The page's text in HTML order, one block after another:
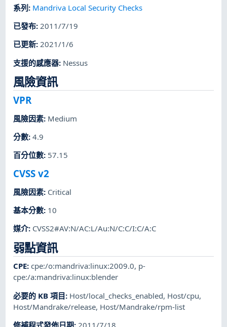
系列: Mandriva Local Security Checks
已發布:2011/7/19
已更新:2021/1/6
支援的感應器: Nessus
風險資訊
VPR
風險因素: Medium
分數:4.9
百分位數: 57.15
CVSS v2
風險因素: Critical
基本分數: 10
媒介: CVSS2#AV:N/AC:L/Au:N/C:C/I:C/A:C
弱點資訊
CPE:cpe:/o:mandriva:linux:2009.0, p-
cpe:/a:mandriva:linux:blender
必要的 KB 項目: Host/local_checks_enabled, Host/cpu,
Host/Mandrake/release, Host/Mandrake/rpm-list
修補程式發佈日期: 2011/7/18